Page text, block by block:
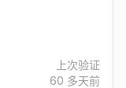
上次验证
60 多天前